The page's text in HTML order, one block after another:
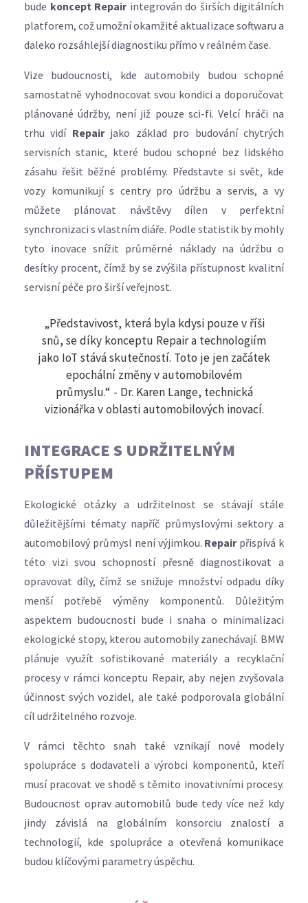
bude koncept Repairintegrován do širších digitálních
platforem, což umožní okamžité aktualizace softwaru a
daleko rozsáhlejší diagnostiku přímo v reálném čase.
Vize budoucnosti, kde automobily budou schopné
samostatně vyhodnocovat svou kondici a doporučovat
plánované údržby, není již pouze sci-fi. Velcí hráči na
trhu vidí Repairjako základ pro budování chytrých
servisních stanic, které budou schopné bez lidského
zásahu řešit běžné problémy. Představte si svět, kde
vozy komunikují s centry pro údržbu a servis, a vy
můžete plánovat návštěvy dílen v perfektní
synchronizaci s vlastním diáře. Podle statistik by mohly
tyto inovace snížit průměrné náklady na údržbu o
desítky procent, čímž by se zvýšila přístupnost kvalitní
servisní péče pro širší veřejnost.
„Představivost, která byla kdysi pouze v říši
snů, se díky konceptu Repair a technologiím
jako IoT stává skutečností. Toto je jen začátek
epochální změny v automobilovém
průmyslu.“ - Dr. Karen Lange, technická
vizionářka v oblasti automobilových inovací.
INTEGRACE S UDRŽITELNÝM
PŘÍSTUPEM
Ekologické otázky a udržitelnost se stávají stále
důležitějšími tématy napříč průmyslovými sektory a
automobilový průmysl není výjimkou. Repairpřispívá k
této vizi svou schopností přesně diagnostikovat a
opravovat díly, čímž se snižuje množství odpadu díky
menší potřebě výměny komponentů. Důležitým
aspektem budoucnosti bude i snaha o minimalizaci
ekologické stopy, kterou automobily zanechávají. BMW
plánuje využít sofistikované materiály a recyklační
procesy v rámci konceptu Repair, aby nejen zvyšovala
účinnost svých vozidel, ale také podporovala globální
cíl udržitelného rozvoje.
V rámci těchto snah také vznikají nové modely
spolupráce s dodavateli a výrobci komponentů, kteří
musí pracovat ve shodě s těmito inovativními procesy.
Budoucnost oprav automobilů bude tedy více než kdy
jindy závislá na globálním konsorciu znalostí a
technologií, kde spolupráce a otevřená komunikace
budou klíčovými parametry úspěchu.